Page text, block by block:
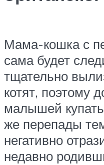
Мама-кошка с
сама будет
тщательно
котят, поэтому
малышей
же перепады
негативно
недавно